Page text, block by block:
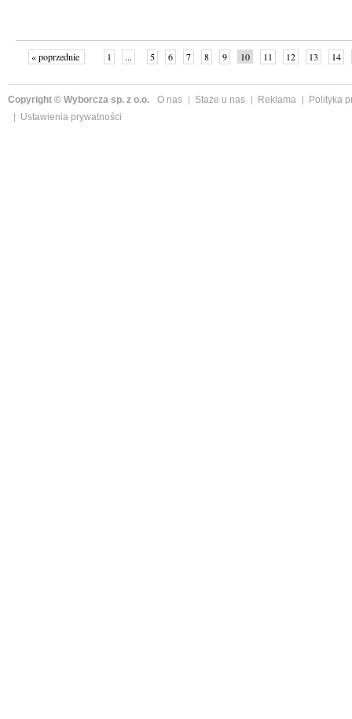
« poprzednie 1 ... 5 6 7 8 9 10 11 12 13 14
Copyright © Wyborcza sp. z o.o. O nas Staże u nas Reklama
Polityka
Ustawienia prywatności